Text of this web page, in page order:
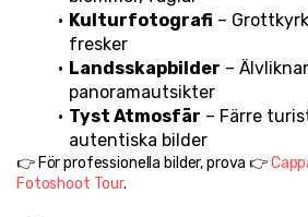
Kulturfotografi –
fresker
Landsskapbilder –
panoramautsikter
Tyst Atmosfär – Färre
autentiska bilder
👉 För professionella bilder, prova 👉
Fotoshoot Tour.